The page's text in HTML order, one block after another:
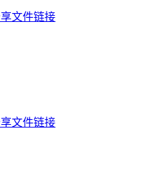
文件链接
文件链接